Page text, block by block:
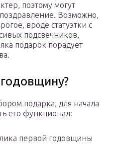
поэтому могут
Возможно,
вроде статуэтки с
подсвечников,
подарок порадует
подарка, для начала
его функционал:
первой годовщины